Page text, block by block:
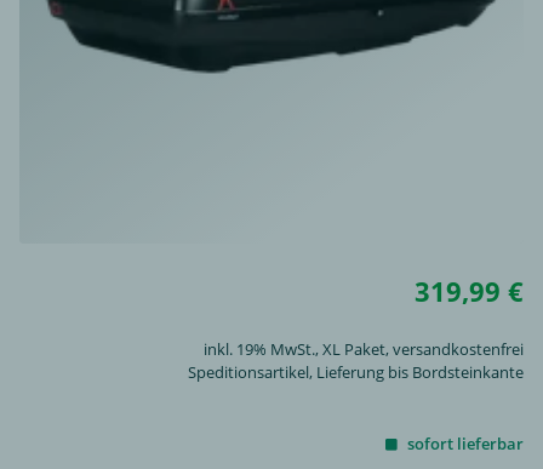
319,99 €
inkl. 19% MwSt.,XL Paket, versandkostenfrei
Speditionsartikel, Lieferung bis Bordsteinkante
sofort lieferbar